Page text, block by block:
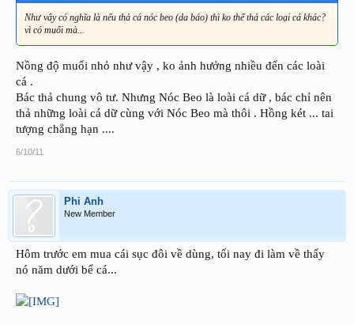
Như vây có nghĩa là nếu thả cá nóc beo (da báo) thì ko thể thả các loại cá khác?
vì có muối mà...
Nồng độ muối nhỏ như vậy , ko ảnh hưởng nhiều đến các loài
cá .
Bác thả chung vô tư. Nhưng Nóc Beo là loài cá dữ , bác chỉ nên
thả những loài cá dữ cùng với Nóc Beo mà thôi . Hồng két ... tai
tượng chẳng hạn ....
6/10/11
Phi Anh
New Member
Hôm trước em mua cái sục đôi về dùng, tối nay đi làm về thấy
nó năm dưới bể cá...